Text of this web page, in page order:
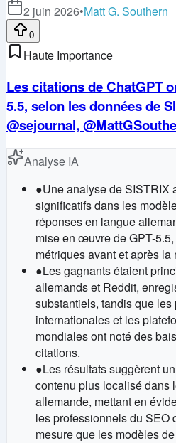
2 juin 2026•Matt G. Southern
0
Haute Importance
Les citations de ChatGPT
5.5, selon les données de
@sejournal,
Analyse IA
●Une analyse de SISTRIX
significatifs dans les
réponses en langue
mise en œuvre de GPT-
métriques avant et après la
●Les gagnants étaient
allemands et Reddit,
substantiels, tandis que
internationales et les
mondiales ont noté des
citations.
●Les résultats suggèrent
contenu plus localisé dans
allemande, mettant en
les professionnels du SEO
mesure que les modèles